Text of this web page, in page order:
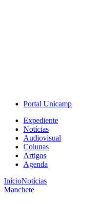
Portal Unicamp
Expediente
Notícias
Audiovisual
Colunas
Artigos
Agenda
InícioNotícias
Manchete